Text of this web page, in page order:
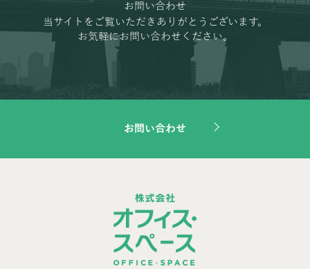
お問い合わせ
当サイトをご覧いただきありがとうございます。
お気軽にお問い合わせください。
お問い合わせ